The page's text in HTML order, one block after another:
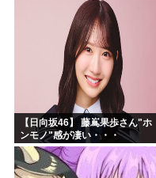
【日向坂46】 藤嶌果歩さん"ホ
ンモノ"感が凄い・・・